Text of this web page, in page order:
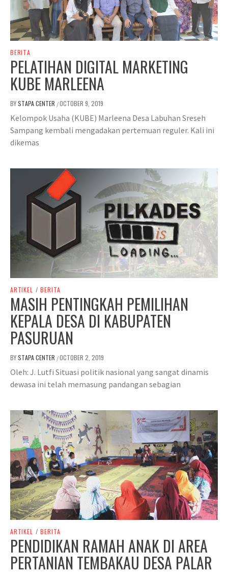
BERITA
PELATIHAN DIGITAL MARKETING
KUBE MARLEENA
BYSTAPA CENTER /OCTOBER 9, 2019
Kelompok Usaha (KUBE) Marleena Desa Labuhan Sreseh
Sampang kembali mengadakan pertemuan reguler. Kali ini
dikemas
ARTIKEL / BERITA
MASIH PENTINGKAH PEMILIHAN
KEPALA DESA DI KABUPATEN
PASURUAN
BYSTAPA CENTER /OCTOBER 2, 2019
Oleh: J. Lutfi Situasi politik nasional yang sangat dinamis
dewasa ini telah memasung pandangan sebagian
ARTIKEL / BERITA
PENDIDIKAN RAMAH ANAK DI AREA
PERTANIAN TEMBAKAU DESA PALAR